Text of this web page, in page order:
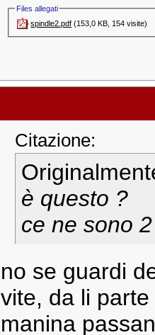
Files allegati
spindle2.pdf‎ (153,0 KB, 154 visite)
Citazione:
è questo ?
ce ne sono
no se guardi
vite, da li
manina